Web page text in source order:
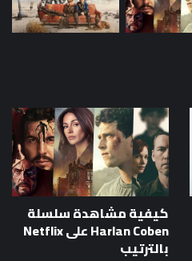
كيفية مشاهدة سلسلة
Harlan Coben على Netflix
بالترتيب